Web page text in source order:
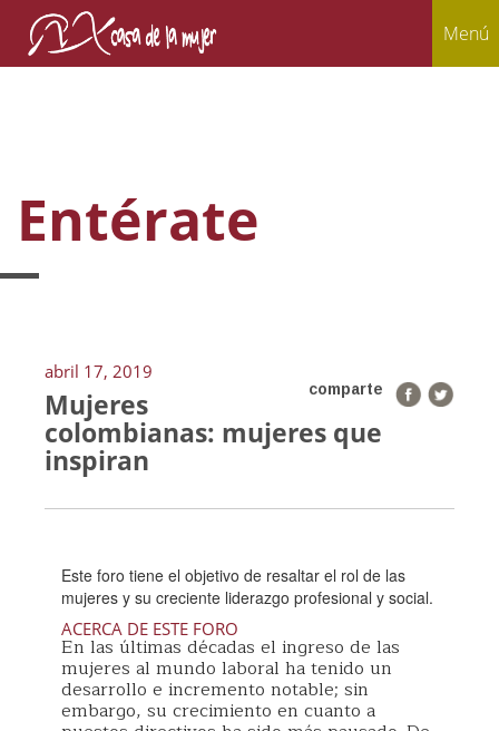
Menú
Entérate
abril 17, 2019
comparte
Mujeres
colombianas: mujeres que
inspiran
Este foro tiene el objetivo de resaltar el rol de las
mujeres y su creciente liderazgo profesional y social.
ACERCA DE ESTE FORO
En las últimas décadas el ingreso de las
mujeres al mundo laboral ha tenido un
desarrollo e incremento notable; sin
embargo, su crecimiento en cuanto a